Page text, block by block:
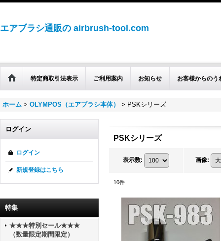
エアブラシ通販の airbrush-tool.com
特定商取引法表示 ご利用案内 お知らせ お客様からのう
ホーム > OLYMPOS（エアブラシ本体） > PSKシリーズ
ログイン
ログイン
新規登録はこちら
特集
★★★特別セール★★★
（数量限定期間限定）
PSKシリーズ
表示数: 画像:
10件